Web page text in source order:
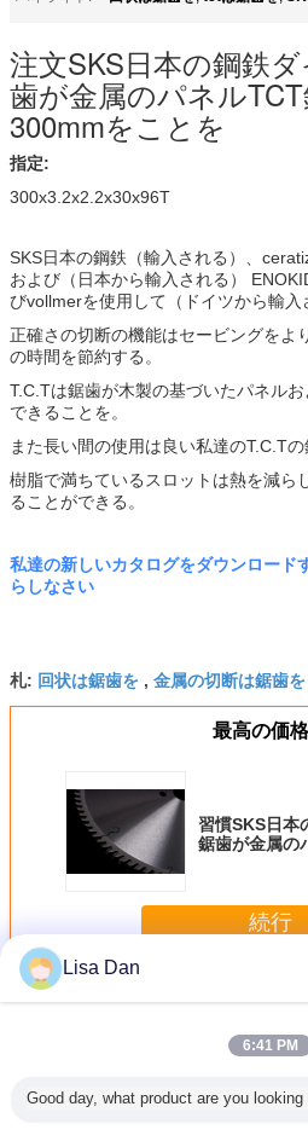
注文SKS日本の鋼鉄
歯が金属のパネル
300mmをことを
指定:
300x3.2x2.2x30x96T
SKS日本の鋼鉄（輸入される）、
および（日本から輸入される）
びvollmerを使用して（ドイツから輸入
正確さの切断の機能はセービングをよ
の時間を節約する。
T.C.Tは鋸歯が木製の基づいたパネル
できることを。
また長い間の使用は良い私達のT.C.Tの
樹脂で満ちているスロットは熱を減ら
ることができる。
私達の新しいカタログをダウンロード
らしなさい
札: 回状は鋸歯を , 金属の切断は鋸歯を
最高の価
習慣SKS日本
鋸歯が金属の
続行
多くTCTは鋸歯を
Lisa Dan
6:41 PM
Good day, what product are you looking